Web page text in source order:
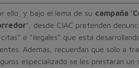
ello, y bajo el lema de su campaña
, desde CIAC pretenden
e “ilegales” que está
Además, recuerdan que solo a
especializado se les prestarán